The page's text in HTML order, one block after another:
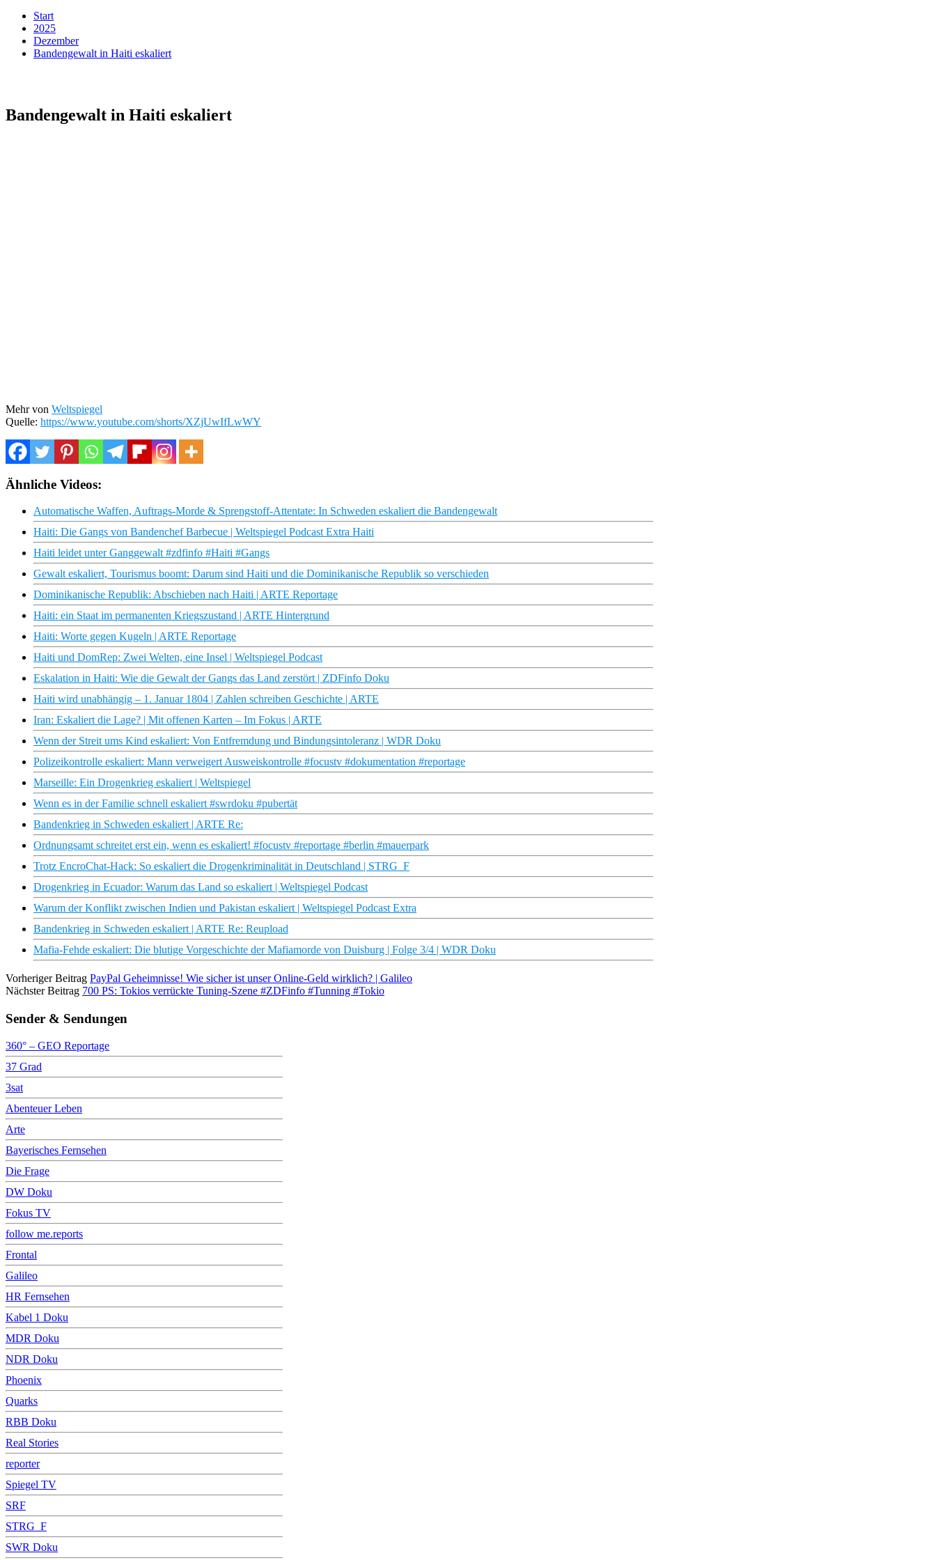
Start
2025
Dezember
Bandengewalt in Haiti eskaliert
Bandengewalt in Haiti eskaliert
Mehr von Weltspiegel
Quelle: https://www.youtube.com/shorts/XZjUwIfLwWY
Ähnliche Videos:
Automatische Waffen, Auftrags-Morde & Sprengstoff-Attentate: In Schweden eskaliert die Bandengewalt
Haiti: Die Gangs von Bandenchef Barbecue | Weltspiegel Podcast Extra Haiti
Haiti leidet unter Ganggewalt #zdfinfo #Haiti #Gangs
Gewalt eskaliert, Tourismus boomt: Darum sind Haiti und die Dominikanische Republik so verschieden
Dominikanische Republik: Abschieben nach Haiti | ARTE Reportage
Haiti: ein Staat im permanenten Kriegszustand | ARTE Hintergrund
Haiti: Worte gegen Kugeln | ARTE Reportage
Haiti und DomRep: Zwei Welten, eine Insel | Weltspiegel Podcast
Eskalation in Haiti: Wie die Gewalt der Gangs das Land zerstört | ZDFinfo Doku
Haiti wird unabhängig – 1. Januar 1804 | Zahlen schreiben Geschichte | ARTE
Iran: Eskaliert die Lage? | Mit offenen Karten – Im Fokus | ARTE
Wenn der Streit ums Kind eskaliert: Von Entfremdung und Bindungsintoleranz | WDR Doku
Polizeikontrolle eskaliert: Mann verweigert Ausweiskontrolle #focustv #dokumentation #reportage
Marseille: Ein Drogenkrieg eskaliert | Weltspiegel
Wenn es in der Familie schnell eskaliert #swrdoku #pubertät
Bandenkrieg in Schweden eskaliert | ARTE Re:
Ordnungsamt schreitet erst ein, wenn es eskaliert! #focustv #reportage #berlin #mauerpark
Trotz EncroChat-Hack: So eskaliert die Drogenkriminalität in Deutschland | STRG_F
Drogenkrieg in Ecuador: Warum das Land so eskaliert | Weltspiegel Podcast
Warum der Konflikt zwischen Indien und Pakistan eskaliert | Weltspiegel Podcast Extra
Bandenkrieg in Schweden eskaliert | ARTE Re: Reupload
Mafia-Fehde eskaliert: Die blutige Vorgeschichte der Mafiamorde von Duisburg | Folge 3/4 | WDR Doku
Vorheriger Beitrag PayPal Geheimnisse! Wie sicher ist unser Online-Geld wirklich? | Galileo
Nächster Beitrag 700 PS: Tokios verrückte Tuning-Szene #ZDFinfo #Tunning #Tokio
Sender & Sendungen
360° – GEO Reportage
37 Grad
3sat
Abenteuer Leben
Arte
Bayerisches Fernsehen
Die Frage
DW Doku
Fokus TV
follow me.reports
Frontal
Galileo
HR Fernsehen
Kabel 1 Doku
MDR Doku
NDR Doku
Phoenix
Quarks
RBB Doku
Real Stories
reporter
Spiegel TV
SRF
STRG_F
SWR Doku